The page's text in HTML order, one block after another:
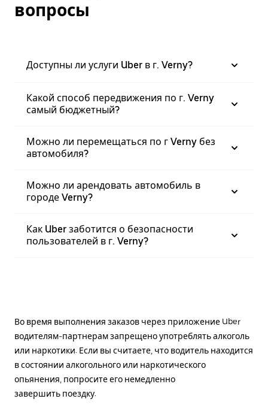
вопросы
Доступны ли услуги Uber в г. Verny?
Какой способ передвижения по г. Verny
самый бюджетный?
Можно ли перемещаться по г Verny без
автомобиля?
Можно ли арендовать автомобиль в
городе Verny?
Как Uber заботится о безопасности
пользователей в г. Verny?
Во время выполнения заказов через приложение Uber
водителям-партнерам запрещено употреблять алкоголь
или наркотики. Если вы считаете, что водитель находится
в состоянии алкогольного или наркотического
опьянения, попросите его немедленно
завершить поездку.